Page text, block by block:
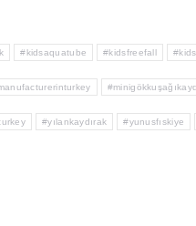
#kidsaquatube #kidsfreefall
#yılankaydırak #yunusfıskiye